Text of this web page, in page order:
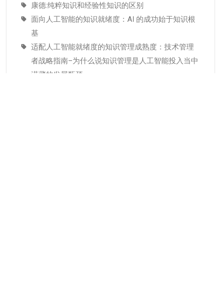
康德:纯粹知识和经验性知识的区别
面向人工智能的知识就绪度：AI 的成功始于知识根
基
适配人工智能就绪度的知识管理成熟度：技术管理
者战略指南–为什么说知识管理是人工智能投入当中
潜藏的发展瓶颈